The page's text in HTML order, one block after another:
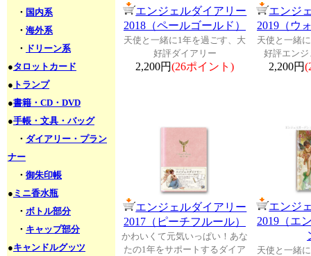
・ 国内系
・ 海外系
・ ドリーン系
●タロットカード
● トランプ
●書籍・CD・DVD
●手帳・文具・バッグ
・ ダイアリー・プラン
ナー
・ 御朱印帳
● ミニ香水瓶
・ ボトル部分
・ キャップ部分
●キャンドルグッツ
エンジェルダイアリー
2018（ペールゴールド）
天使と一緒に1年を過ごす、大
好評ダイアリー
2,200円(26ポイント)
エンジ
2019（ウ
天使と一緒
好評エン
2,200円
エンジェルダイアリー
2017（ピーチフルール）
かわいくて元気いっぱい！あな
たの1年をサポートするダイア
エンジ
2019（エ
天使と一緒